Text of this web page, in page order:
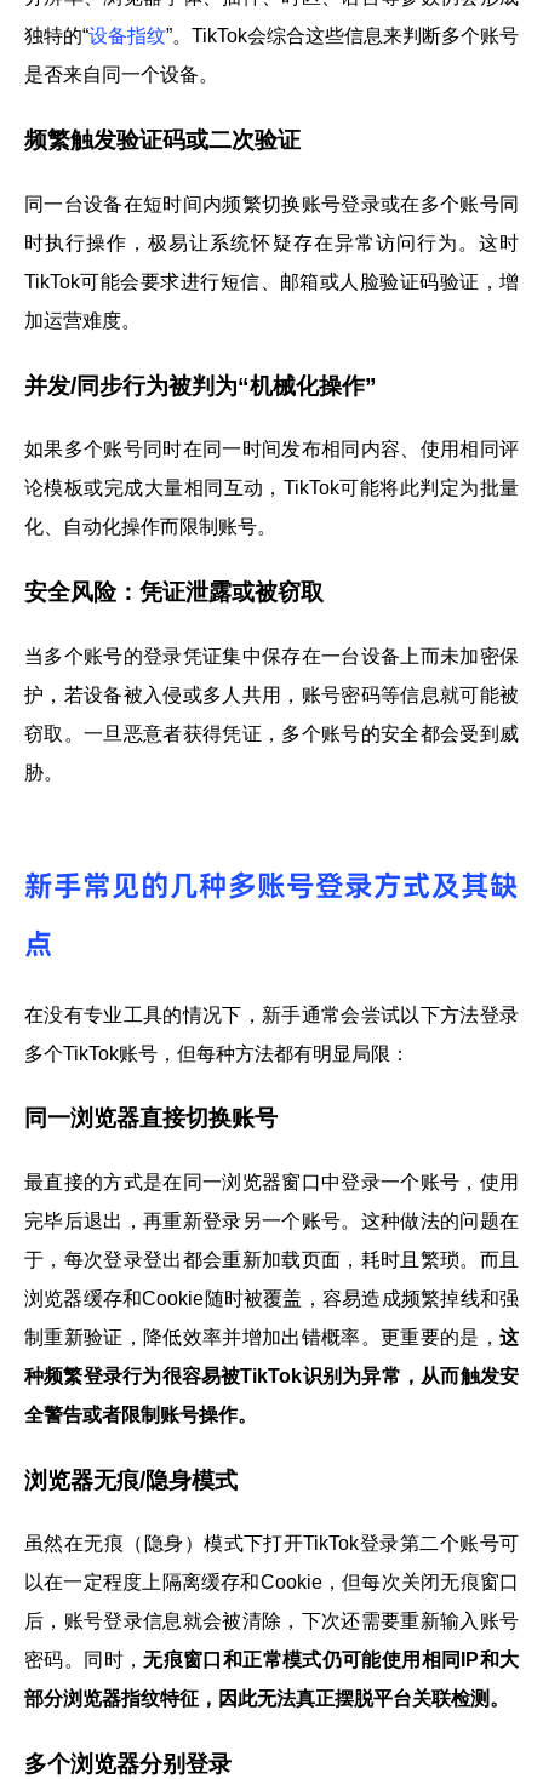
独特的“设备指纹”。TikTok会综合这些信息来判断多个账号
是否来自同一个设备。
频繁触发验证码或二次验证
同一台设备在短时间内频繁切换账号登录或在多个账号同
时执行操作，极易让系统怀疑存在异常访问行为。这时
TikTok可能会要求进行短信、邮箱或人脸验证码验证，增
加运营难度。
并发/同步行为被判为“机械化操作”
如果多个账号同时在同一时间发布相同内容、使用相同评
论模板或完成大量相同互动，TikTok可能将此判定为批量
化、自动化操作而限制账号。
安全风险：凭证泄露或被窃取
当多个账号的登录凭证集中保存在一台设备上而未加密保
护，若设备被入侵或多人共用，账号密码等信息就可能被
窃取。一旦恶意者获得凭证，多个账号的安全都会受到威
胁。
新手常见的几种多账号登录方式及其缺
点
在没有专业工具的情况下，新手通常会尝试以下方法登录
多个TikTok账号，但每种方法都有明显局限：
同一浏览器直接切换账号
最直接的方式是在同一浏览器窗口中登录一个账号，使用
完毕后退出，再重新登录另一个账号。这种做法的问题在
于，每次登录登出都会重新加载页面，耗时且繁琐。而且
浏览器缓存和Cookie随时被覆盖，容易造成频繁掉线和强
制重新验证，降低效率并增加出错概率。更重要的是， 这
种频繁登录行为很容易被TikTok识别为异常，从而触发安
全警告或者限制账号操作。
浏览器无痕/隐身模式
虽然在无痕（隐身）模式下打开TikTok登录第二个账号可
以在一定程度上隔离缓存和Cookie，但每次关闭无痕窗口
后，账号登录信息就会被清除，下次还需要重新输入账号
密码。同时，无痕窗口和正常模式仍可能使用相同IP和大
部分浏览器指纹特征，因此无法真正摆脱平台关联检测。
多个浏览器分别登录